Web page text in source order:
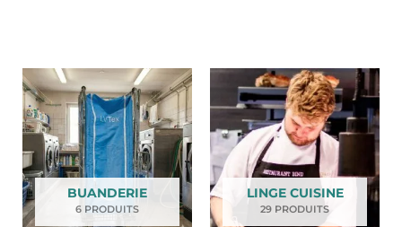
BUANDERIE
6 PRODUITS
LINGE CUISINE
29 PRODUITS